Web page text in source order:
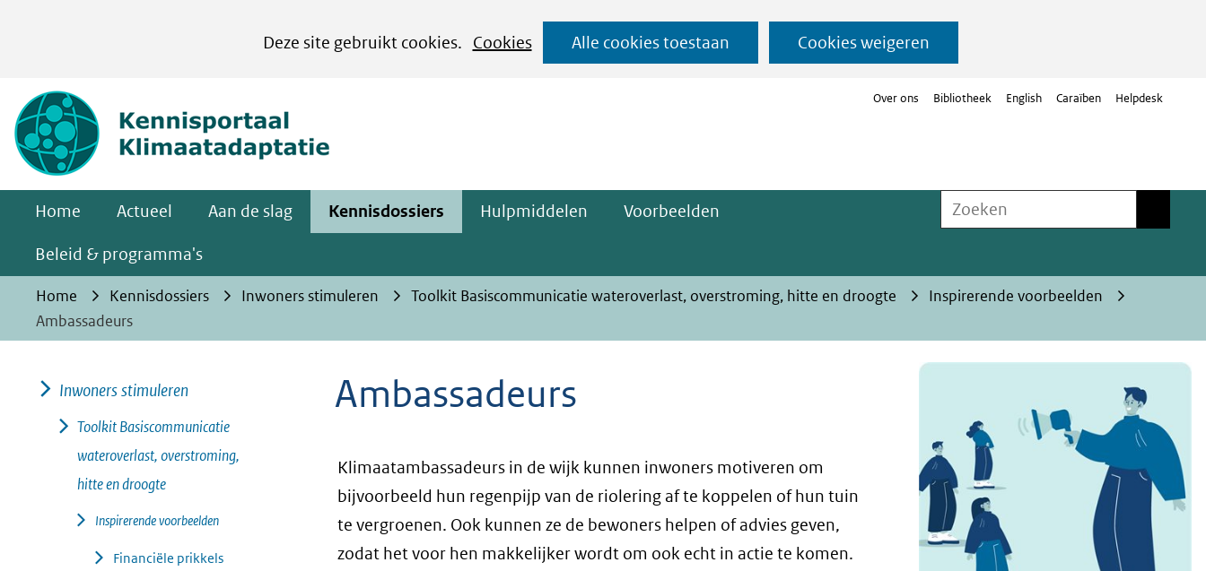
Deze site gebruikt cookies.
Cookies
kan
het
gebruik
van
cookies
deze
website
geweigerd.
Alle cookies toestaan Cookies weigeren
Ga
naar
Over ons Bibliotheek English Caraïben Helpdesk
Home Actueel Aan de slag Kennisdossiers Hulpmiddelen Voorbeelden
Beleid & programma's
Zoeken
Home Kennisdossiers Inwoners stimuleren Toolkit Basiscommunicatie wateroverlast, overstroming, hitte en droogte
Inspirerende voorbeelden
Ambassadeurs
Ambassadeurs
Klimaatambassadeurs in de wijk kunnen inwoners motiveren om
bijvoorbeeld hun regenpijp van de riolering af te koppelen of hun tuin
te vergroenen. Ook kunnen ze de bewoners helpen of advies geven,
zodat het voor hen makkelijker wordt om ook echt in actie te komen.
Inwoners stimuleren
Toolkit Basiscommunicatie
wateroverlast, overstroming,
hitte en droogte
Inspirerende voorbeelden
Financiële prikkels